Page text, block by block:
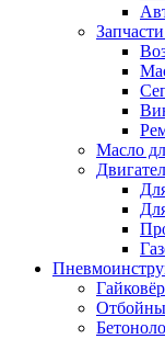
Масло